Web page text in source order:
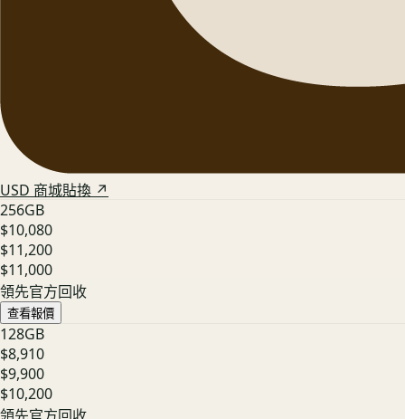
USD 商城貼換 ↗
256GB
$10,080
$11,200
$11,000
領先官方回收
查看報價
128GB
$8,910
$9,900
$10,200